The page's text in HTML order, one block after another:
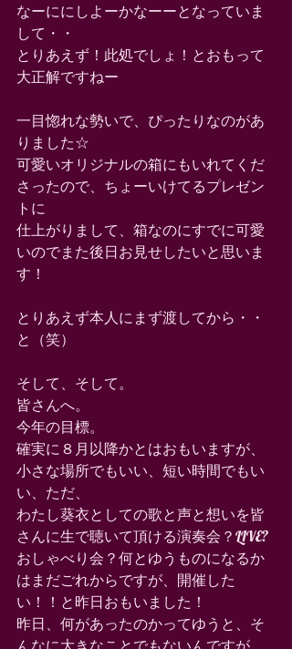
なーににしよーかなーーとなっていま
して・・
とりあえず！此処でしょ！とおもって
大正解ですねー
一目惚れな勢いで、ぴったりなのがあ
りました☆
可愛いオリジナルの箱にもいれてくだ
さったので、ちょーいけてるプレゼン
トに
仕上がりまして、箱なのにすでに可愛
いのでまた後日お見せしたいと思いま
す！
とりあえず本人にまず渡してから・・
と（笑）
そして、そして。
皆さんへ。
今年の目標。
確実に８月以降かとはおもいますが、
小さな場所でもいい、短い時間でもい
い、ただ、
わたし葵衣としての歌と声と想いを皆
さんに生で聴いて頂ける演奏会？LIVE?
おしゃべり会？何とゆうものになるか
はまだごれからですが、開催した
い！！と昨日おもいました！
昨日、何があったのかってゆうと、そ